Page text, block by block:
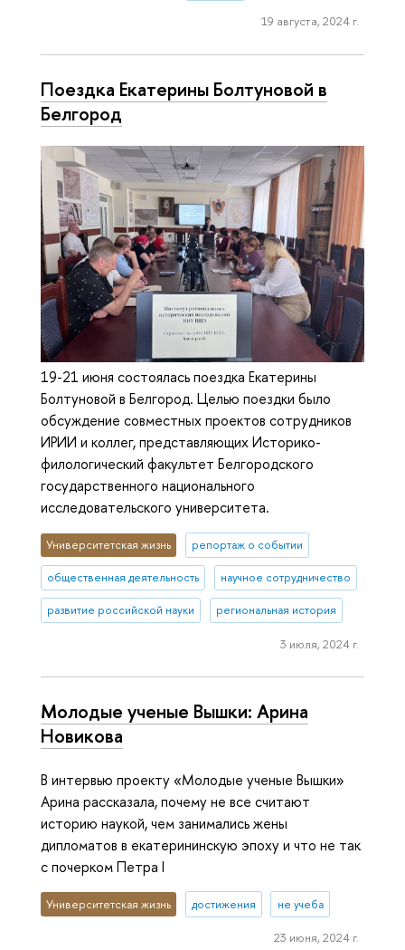
19 августа, 2024 г.
Поездка Екатерины Болтуновой в
Белгород
19-21 июня состоялась поездка Екатерины
Болтуновой в Белгород. Целью поездки было
обсуждение совместных проектов сотрудников
ИРИИ и коллег, представляющих Историко-
филологический факультет Белгородского
государственного национального
исследовательского университета.
Университетская жизнь репортаж о событии
общественная деятельность научное сотрудничество
развитие российской науки региональная история
3 июля, 2024 г.
Молодые ученые Вышки: Арина
Новикова
В интервью проекту «Молодые ученые Вышки»
Арина рассказала, почему не все считают
историю наукой, чем занимались жены
дипломатов в екатерининскую эпоху и что не так
с почерком Петра I
Университетская жизнь достижения не учеба
23 июня, 2024 г.